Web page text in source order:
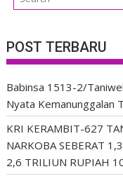
POST TERBARU
Babinsa 1513-2/
Nyata Kemanunggalan
KRI KERAMBIT-627
NARKOBA SEBERAT
2,6 TRILIUN RUPIAH